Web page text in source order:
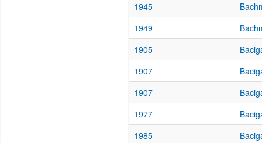
1945
1949
1905
1907
1907
1977
1985